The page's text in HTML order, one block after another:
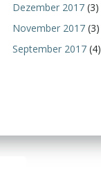
Dezember 2017 (3)
November 2017 (3)
September 2017 (4)